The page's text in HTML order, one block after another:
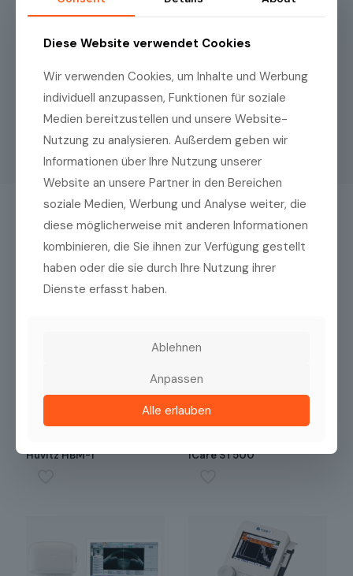
Das könnte Sie auch interessieren
Huvitz HBM-1 iCare ST500
Diese Website verwendet Cookies
Wir verwenden Cookies, um Inhalte und Werbung
individuell anzupassen, Funktionen für soziale
Medien bereitzustellen und unsere Website-
Nutzung zu analysieren. Außerdem geben wir
Informationen über Ihre Nutzung unserer
Website an unsere Partner in den Bereichen
soziale Medien, Werbung und Analyse weiter, die
diese möglicherweise mit anderen Informationen
kombinieren, die Sie ihnen zur Verfügung gestellt
haben oder die sie durch Ihre Nutzung ihrer
Dienste erfasst haben.
Ablehnen
Anpassen
Alle erlauben